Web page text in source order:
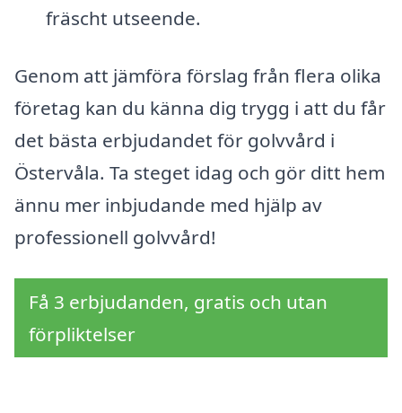
fräscht utseende.
Genom att jämföra förslag från flera olika
företag kan du känna dig trygg i att du får
det bästa erbjudandet för golvvård i
Östervåla. Ta steget idag och gör ditt hem
ännu mer inbjudande med hjälp av
professionell golvvård!
Få 3 erbjudanden, gratis och utan
förpliktelser